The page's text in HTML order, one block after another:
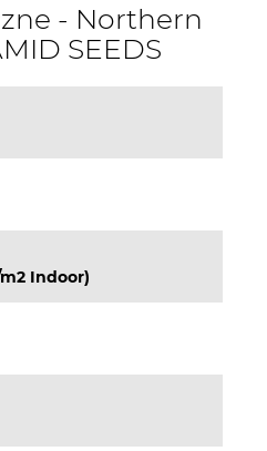
- Northern
SEEDS
Indoor)